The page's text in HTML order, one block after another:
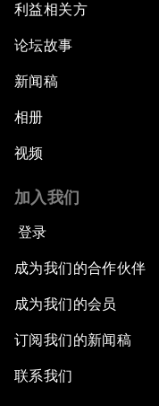
利益相关方
论坛故事
新闻稿
相册
视频
加入我们
登录
成为我们的合作伙伴
成为我们的会员
订阅我们的新闻稿
联系我们